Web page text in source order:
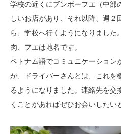
学校の近くにブンボーフエ（中部
しいお店があり、それ以降、週
ら、学校へ行くようになりまし
肉、フエは地名です。
ベトナム語でコミュニケーション
が、ドライバーさんとは、これを
るようになりました。連絡先を交
くことがあればぜひお会いしたい